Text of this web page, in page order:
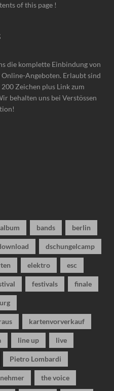
of this page !
die komplette Einbindung von
Angeboten. Erlaubt sind
Zeichen plus Link zum
behalten uns bei Verstössen
album bands berlin
dschungelcamp
elektro esc
festivals finale
kartenvorverkauf
line up live
Pietro Lombardi
the voice